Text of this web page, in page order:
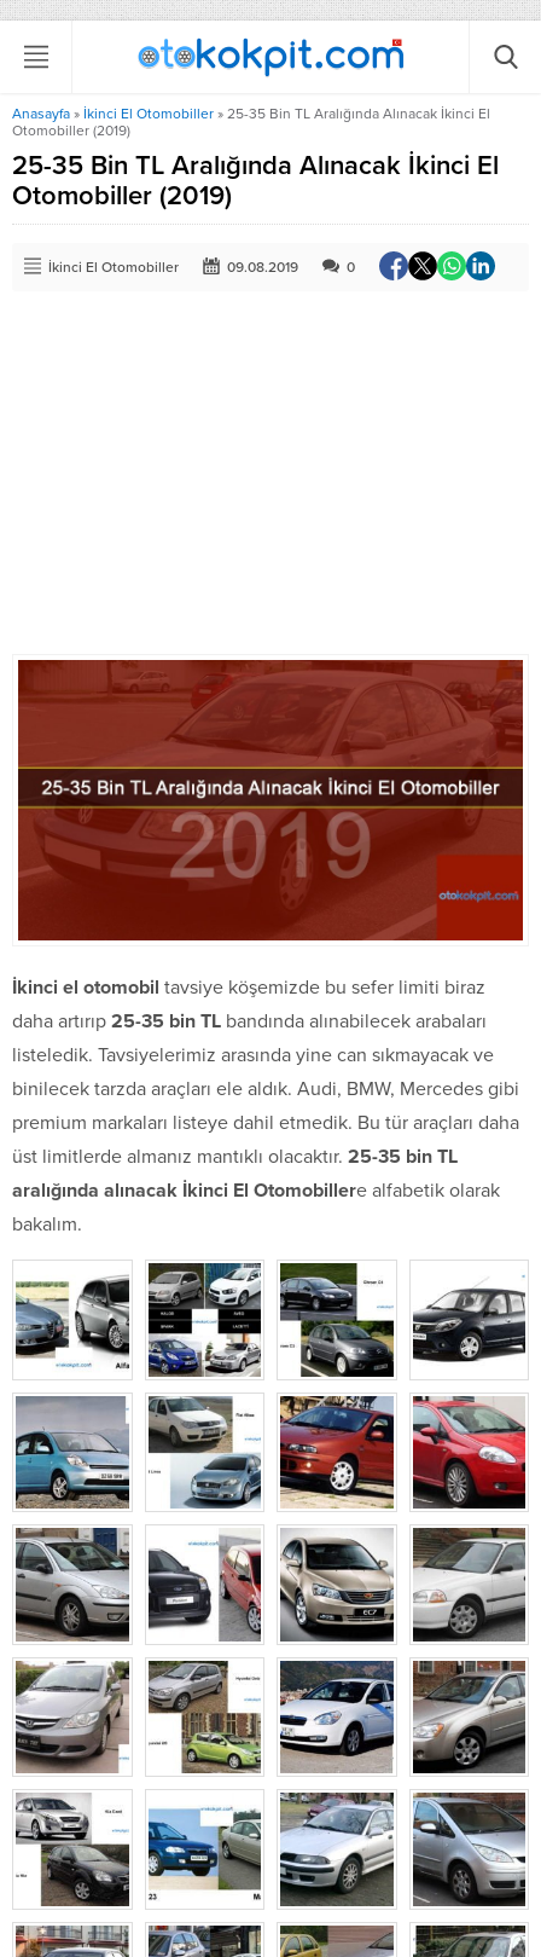
Anasayfa » İkinci El Otomobiller » 25-35 Bin TL Aralığında Alınacak İkinci El
Otomobiller (2019)
25-35 Bin TL Aralığında Alınacak İkinci El
Otomobiller (2019)
İkinci El Otomobiller 09.08.2019 0
İkinci el otomobil tavsiye köşemizde bu sefer limiti biraz
daha artırıp 25-35 bin TL bandında alınabilecek arabaları
listeledik. Tavsiyelerimiz arasında yine can sıkmayacak ve
binilecek tarzda araçları ele aldık. Audi, BMW, Mercedes gibi
premium markaları listeye dahil etmedik. Bu tür araçları daha
üst limitlerde almanız mantıklı olacaktır. 25-35 bin TL
aralığında alınacak İkinci El Otomobillere alfabetik olarak
bakalım.